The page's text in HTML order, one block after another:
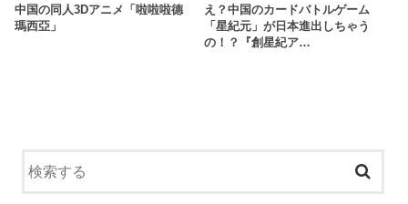
中国の同人3Dアニメ「啦啦啦德
瑪西亞」
え？中国のカードバトルゲーム
「星紀元」が日本進出しちゃう
の！？『創星紀ア…